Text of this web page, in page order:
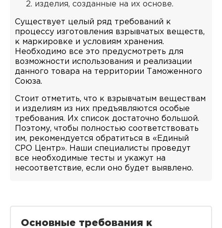
изделия, созданные на их основе.
Существует целый ряд требований к
процессу изготовления взрывчатых веществ,
к маркировке и условиям хранения.
Необходимо все это предусмотреть для
возможности использования и реализации
данного товара на территории Таможенного
Союза.
Стоит отметить, что к взрывчатым веществам
и изделиям из них предъявляются особые
требования. Их список достаточно большой.
Поэтому, чтобы полностью соответствовать
им, рекомендуется обратиться в «Единый
СРО Центр». Наши специалисты проведут
все необходимые тесты и укажут на
несоответствие, если оно будет выявлено.
Основные требования к